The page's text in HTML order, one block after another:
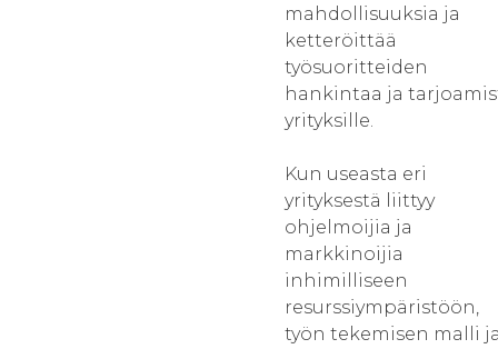
mahdollisuuksia ja
ketteröittää
työsuoritteiden
hankintaa ja
yrityksille.
Kun useasta eri
yrityksestä liittyy
ohjelmoijia ja
markkinoijia
inhimilliseen
resurssiympäristöön,
työn tekemisen malli